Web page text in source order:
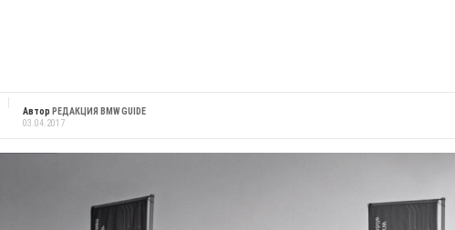
Автор РЕДАКЦИЯ BMW GUIDE
03.04.2017